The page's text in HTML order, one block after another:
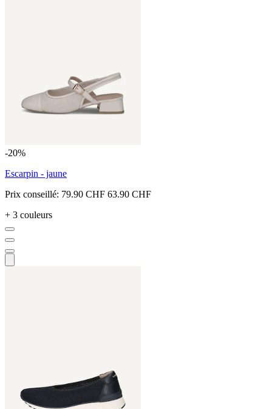
-20%
Escarpin - jaune
Prix conseillé: 79.90 CHF 63.90 CHF
+ 3 couleurs